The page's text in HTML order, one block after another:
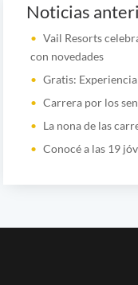
Noticias
Vail Resorts
con novedades
Gratis:
Carrera por los
La nona de las
Conocé a las 19